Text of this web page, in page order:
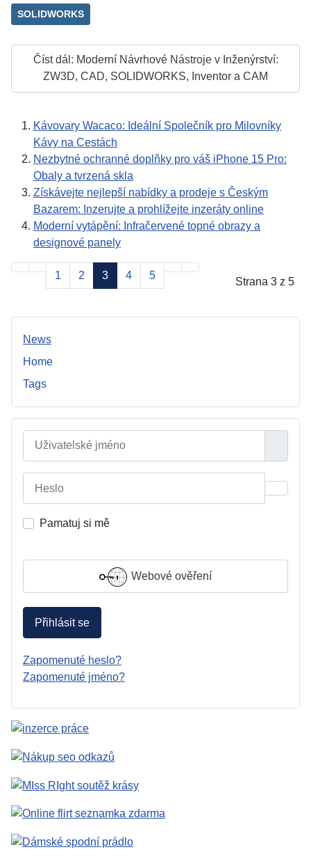
SOLIDWORKS
Číst dál: Moderní Návrhové Nástroje v Inženýrství:
ZW3D, CAD, SOLIDWORKS, Inventor a CAM
Kávovary Wacaco: Ideální Společník pro Milovníky
Kávy na Cestách
Nezbytné ochranné doplňky pro váš iPhone 15 Pro:
Obaly a tvrzená skla
Získávejte nejlepší nabídky a prodeje s Českým
Bazarem: Inzerujte a prohlížejte inzeráty online
Moderní vytápění: Infračervené topné obrazy a
designové panely
Strana 3 z 5
1 2 3 4 5
News
Home
Tags
Uživatelské jméno
Pamatuj si mě
Webové ověření
Přihlásit se
Zapomenuté heslo?
Zapomenuté jméno?